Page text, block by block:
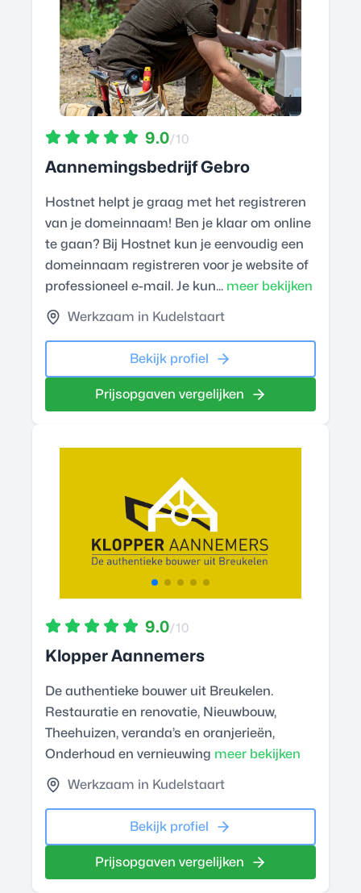
9.0/10
Aannemingsbedrijf Gebro
Hostnet helpt je graag met het registreren
van je domeinnaam! Ben je klaar om online
te gaan? Bij Hostnet kun je eenvoudig een
domeinnaam registreren voor je website of
professioneel e-mail. Je kun... meer bekijken
Werkzaam in Kudelstaart
Bekijk profiel
Prijsopgaven vergelijken
9.0/10
Klopper Aannemers
De authentieke bouwer uit Breukelen.
Restauratie en renovatie, Nieuwbouw,
Theehuizen, veranda’s en oranjerieën,
Onderhoud en vernieuwing meer bekijken
Werkzaam in Kudelstaart
Bekijk profiel
Prijsopgaven vergelijken